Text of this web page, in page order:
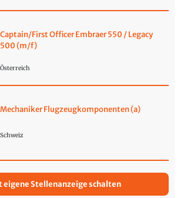
Captain/First Officer Embraer 550 / Legacy
500 (m/f)
Österreich
Mechaniker Flugzeugkomponenten (a)
Schweiz
eigene Stellenanzeige schalten